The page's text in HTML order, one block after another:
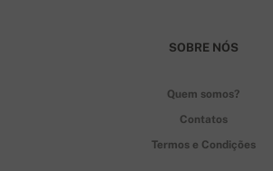
SOBRE NÓS
Quem somos?
Contatos
Termos e Condições